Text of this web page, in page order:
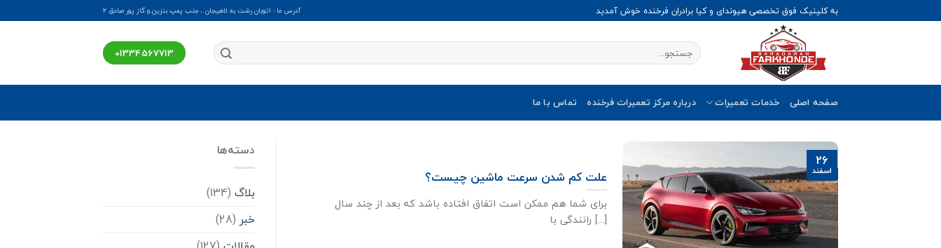
to
به کلینیک فوق تخصصی هیوندای و کیا برادران فرخنده خوش آمدید آدرس ما : اتوبان رشت به لاهیجان ، جنب پمپ بنزین و گاز پور صادق ۲
01334567713
صفحه اصلی خدمات تعمیرات درباره مرکز تعمیرات فرخنده تماس با ما
علت کم شدن سرعت ماشین چیست؟
برای شما هم ممکن است اتفاق افتاده باشد که بعد از چند سال
رانندگی با [...]
26
اسفند
دسته‌ها
بلاگ (134)
خبر (28)